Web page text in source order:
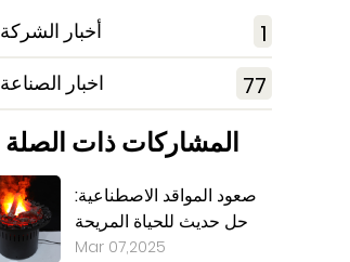
أخبار الشركة 1
اخبار الصناعة 77
المشاركات ذات الصلة
صعود المواقد الاصطناعية:
حل حديث للحياة المريحة
Mar 07,2025